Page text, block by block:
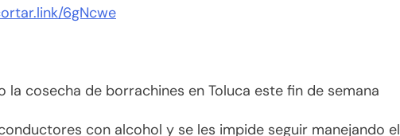
6gNcwe
la cosecha de borrachines en Toluca este fin de semana
con alcohol y se les impide seguir manejando el